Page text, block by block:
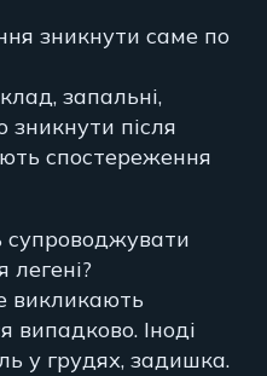
зникнути саме по
запальні,
після
спостереження
викликають
випадково. Іноді
у грудях, задишка.